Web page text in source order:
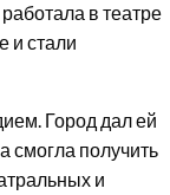
в театре
и стали
Город дал ей
смогла получить
и